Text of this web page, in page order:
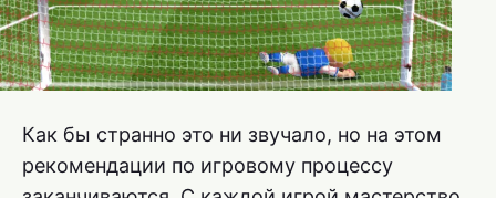
Как бы странно это ни звучало, но на этом
рекомендации по игровому процессу